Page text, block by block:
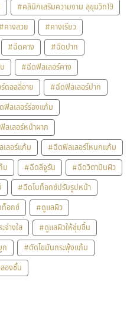
#คลินิกเสริมความงาม สุขุมวิท19
#คางสวย
#คางเรียว
#ฉีดคาง
#ฉีดปาก
#ฉีดฟิลเลอร์คาง
ดอลลี่อาย
#ฉีดฟิลเลอร์ปาก
ฟิลเลอร์ร่องแก้ม
ลเลอร์หน้าผาก
ลอร์แก้ม
#ฉีดฟิลเลอร์โหนกแก้ม
ม #ฉีดลีจูรัน
#ฉีดวิตามินผิว
#ฉีดโบท็อกซ์ปรับรูปหน้า
ท็อกซ์
#ดูแลผิว
จ่างใส
#ดูแลผิวให้ชุ่มชื้น
#ตัดไขมันกระพุ้งแก้ม
องชั้น